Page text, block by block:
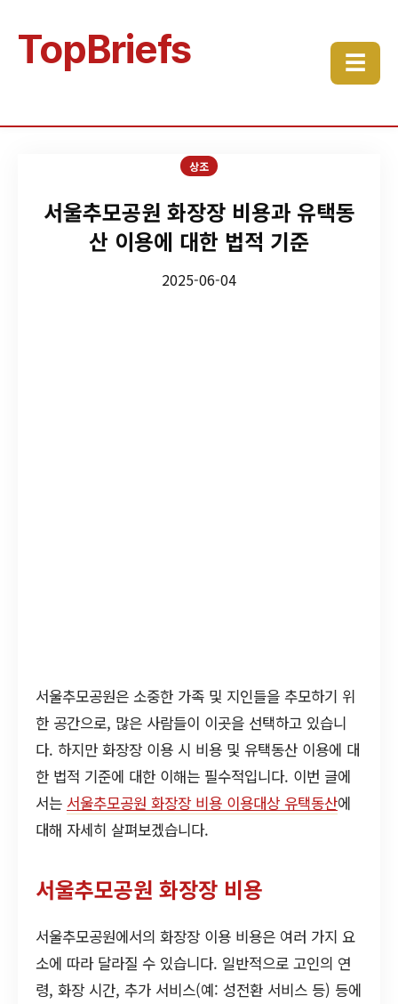
TopBriefs ☰
상조
서울추모공원 화장장 비용과 유택동
산 이용에 대한 법적 기준
2025-06-04
서울추모공원은 소중한 가족 및 지인들을 추모하기 위
한 공간으로, 많은 사람들이 이곳을 선택하고 있습니
다. 하지만 화장장 이용 시 비용 및 유택동산 이용에 대
한 법적 기준에 대한 이해는 필수적입니다. 이번 글에
서는 서울추모공원 화장장 비용 이용대상 유택동산에
대해 자세히 살펴보겠습니다.
서울추모공원 화장장 비용
서울추모공원에서의 화장장 이용 비용은 여러 가지 요
소에 따라 달라질 수 있습니다. 일반적으로 고인의 연
령, 화장 시간, 추가 서비스(예: 성전환 서비스 등) 등에